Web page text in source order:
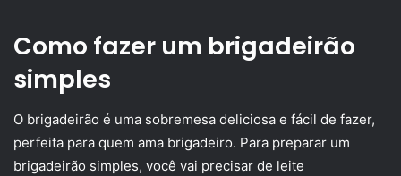
Como fazer um brigadeirão
simples
O brigadeirão é uma sobremesa deliciosa e fácil de fazer,
perfeita para quem ama brigadeiro. Para preparar um
brigadeirão simples, você vai precisar de leite